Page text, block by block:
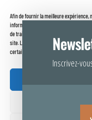
Afin de fournir la meilleure expérience,
informations sur votre navigateur
de traiter des données telles que le
site. Le fait de ne pas consentir ou de
certaines caractéristiques et fonctions.
Rapport de
Inscrivez-